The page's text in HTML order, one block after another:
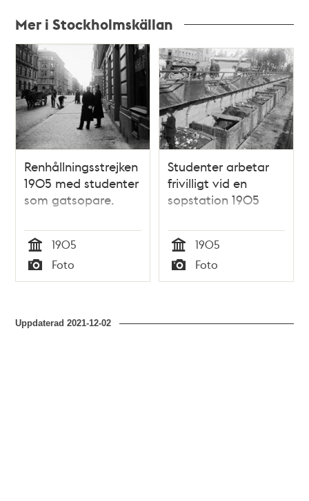
Mer i Stockholmskällan
Relaterade
poster
och
teman
Renhållningsstrejken
1905 med studenter
som gatsopare.
Tid
1905
Typ
Foto
Studenter arbetar
frivilligt vid en
sopstation 1905
Tid
1905
Typ
Foto
Uppdaterad2021-12-02